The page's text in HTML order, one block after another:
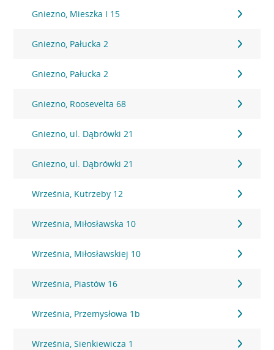
Gniezno, Mieszka I 15
Gniezno, Pałucka 2
Gniezno, Pałucka 2
Gniezno, Roosevelta 68
Gniezno, ul. Dąbrówki 21
Gniezno, ul. Dąbrówki 21
Września, Kutrzeby 12
Września, Miłosławska 10
Września, Miłosławskiej 10
Września, Piastów 16
Września, Przemysłowa 1b
Września, Sienkiewicza 1